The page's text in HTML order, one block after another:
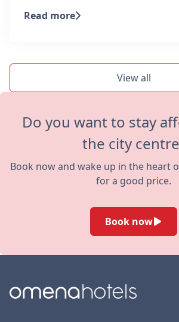
Read more
View all
Do you want to stay
the city
Book now and wake up in the heart
for a good price.
Book now